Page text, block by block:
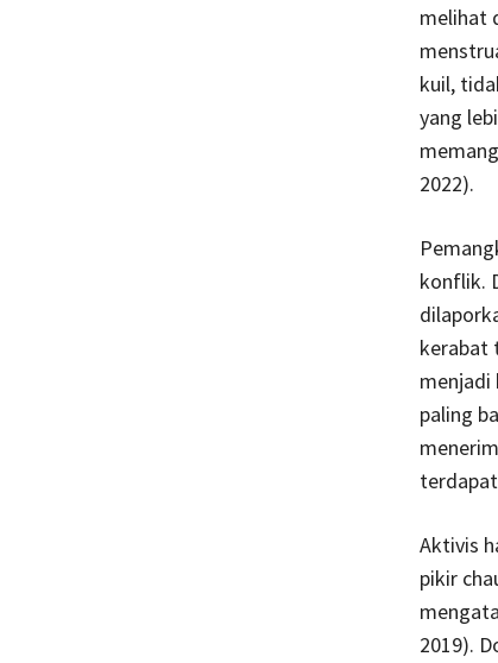
melihat
kuil,
yang
2022).
konflik.
kerabat
menjadi
paling
Aktivis
pikir
2019).